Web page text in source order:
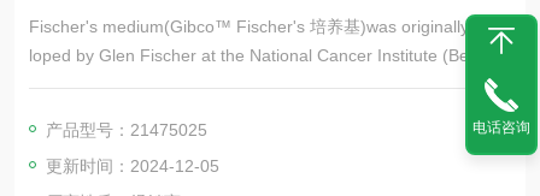
Fischer's medium(Gibco™ Fischer's 培养基)was originally deve
loped by Glen Fischer at the National Cancer Institute (Bethesd
a, MD) and formulated for the culture of mouse leukemic cells.
产品型号：21475025
更新时间：2024-12-05
电话咨询